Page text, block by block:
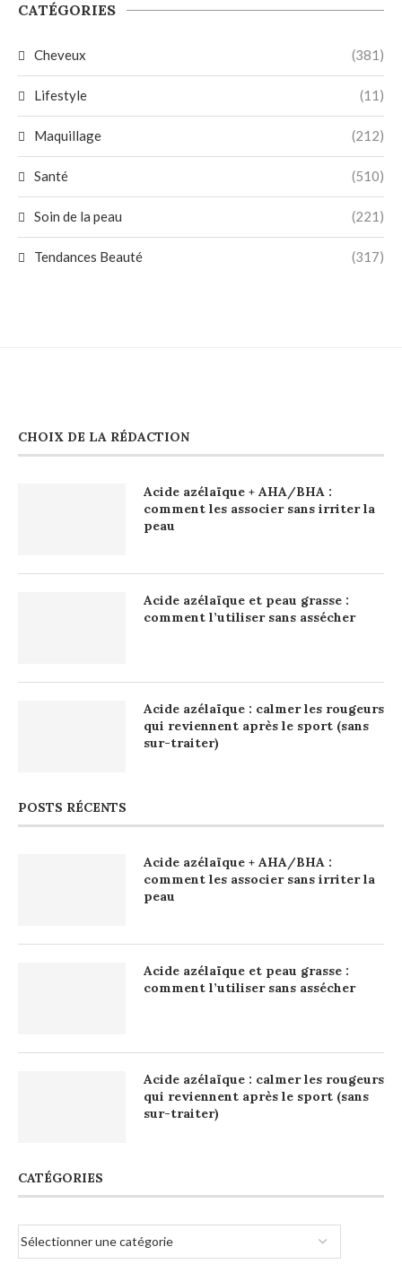
CATÉGORIES
Cheveux (381)
Lifestyle (11)
Maquillage (212)
Santé (510)
Soin de la peau (221)
Tendances Beauté (317)
CHOIX DE LA RÉDACTION
Acide azélaïque + AHA/BHA :
comment les associer sans irriter la
peau
Acide azélaïque et peau grasse :
comment l’utiliser sans assécher
Acide azélaïque : calmer les rougeurs
qui reviennent après le sport (sans
sur-traiter)
POSTS RÉCENTS
Acide azélaïque + AHA/BHA :
comment les associer sans irriter la
peau
Acide azélaïque et peau grasse :
comment l’utiliser sans assécher
Acide azélaïque : calmer les rougeurs
qui reviennent après le sport (sans
sur-traiter)
CATÉGORIES